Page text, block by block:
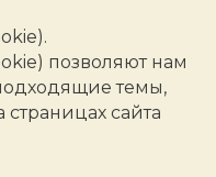
позволяют нам
темы,
сайта